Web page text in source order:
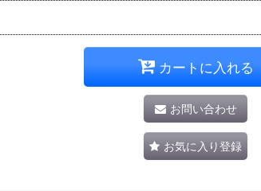
カートに入れる
お問い合わせ
お気に入り登録